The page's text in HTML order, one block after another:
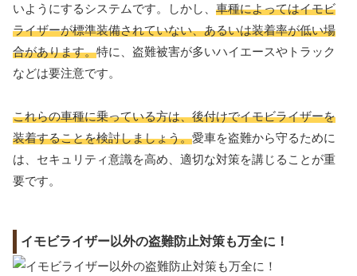
いようにするシステムです。しかし、 車種によってはイモビ
ライザーが標準装備されていない、あるいは装着率が低い場
合があります。特に、盗難被害が多いハイエースやトラック
などは要注意です。
これらの車種に乗っている方は、後付けでイモビライザーを
装着することを検討しましょう。愛車を盗難から守るために
は、セキュリティ意識を高め、適切な対策を講じることが重
要です。
イモビライザー以外の盗難防止対策も万全に！